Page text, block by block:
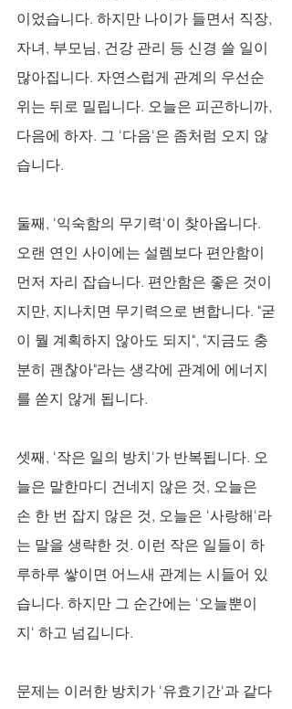
이었습니다. 하지만 나이가 들면서 직장,
자녀, 부모님, 건강 관리 등 신경 쓸 일이
많아집니다. 자연스럽게 관계의 우선순
위는 뒤로 밀립니다. 오늘은 피곤하니까,
다음에 하자. 그 '다음'은 좀처럼 오지 않
습니다.
둘째, '익숙함의 무기력'이 찾아옵니다.
오랜 연인 사이에는 설렘보다 편안함이
먼저 자리 잡습니다. 편안함은 좋은 것이
지만, 지나치면 무기력으로 변합니다. "굳
이 뭘 계획하지 않아도 되지", "지금도 충
분히 괜찮아"라는 생각에 관계에 에너지
를 쏟지 않게 됩니다.
셋째, '작은 일의 방치'가 반복됩니다. 오
늘은 말한마디 건네지 않은 것, 오늘은
손 한 번 잡지 않은 것, 오늘은 '사랑해'라
는 말을 생략한 것. 이런 작은 일들이 하
루하루 쌓이면 어느새 관계는 시들어 있
습니다. 하지만 그 순간에는 '오늘뿐이
지' 하고 넘깁니다.
문제는 이러한 방치가 '유효기간'과 같다